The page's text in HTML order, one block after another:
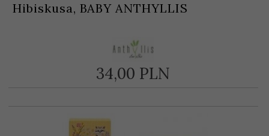
Hibiskusa, BABY ANTHYLLIS
34,00 PLN